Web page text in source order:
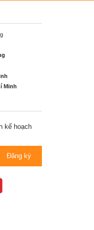
Minh
kế hoạch
Đăng ký